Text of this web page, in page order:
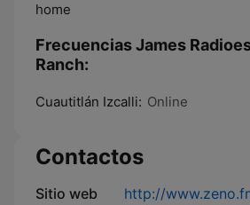
home
Frecuencias James
Ranch:
Cuautitlán Izcalli: Online
Contactos
Sitio web
http://